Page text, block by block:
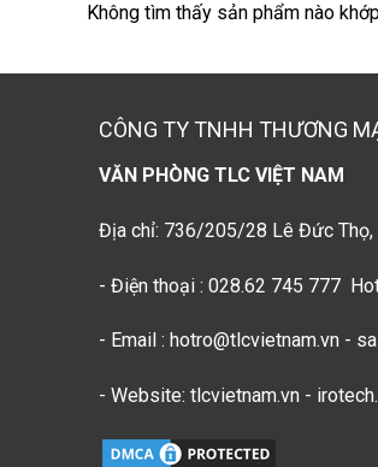
Không tìm thấy sản phẩm nào
CÔNG TY TNHH THƯƠNG
VĂN PHÒNG TLC VIỆT NAM
Địa chỉ: 736/205/28 Lê Đức Thọ,
- Điện thoại : 028.62 745 777
- Email : hotro@tlcvietnam.vn -
- Website: tlcvietnam.vn -